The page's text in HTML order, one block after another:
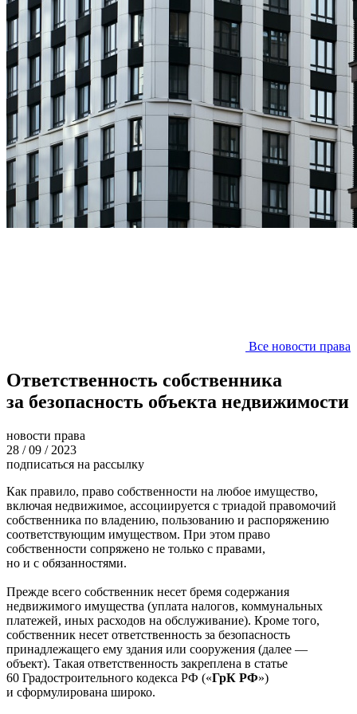
Все новости права
Ответственность собственника
за безопасность объекта недвижимости
новости права
28 / 09 / 2023
подписаться на рассылку
Как правило, право собственности на любое имущество,
включая недвижимое, ассоциируется с триадой правомочий
собственника по владению, пользованию и распоряжению
соответствующим имуществом. При этом право
собственности сопряжено не только с правами,
но и с обязанностями.
Прежде всего собственник несет бремя содержания
недвижимого имущества (уплата налогов, коммунальных
платежей, иных расходов на обслуживание). Кроме того,
собственник несет ответственность за безопасность
принадлежащего ему здания или сооружения (далее —
объект). Такая ответственность закреплена в статье
60 Градостроительного кодекса РФ («ГрК РФ»)
и сформулирована широко.